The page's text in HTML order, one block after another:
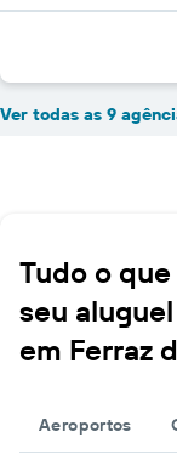
Ver todas as 9
Tudo o
seu
em Ferraz
Aeroportos